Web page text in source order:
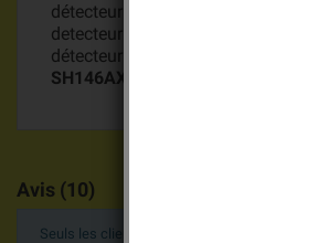
détecteur exterieur anti animaux
detecteur exterieur anti animaux
détecteur exterieur anti animaux
SH146AX
Avis (10)
Seuls les clients enregistrés peuvent poster